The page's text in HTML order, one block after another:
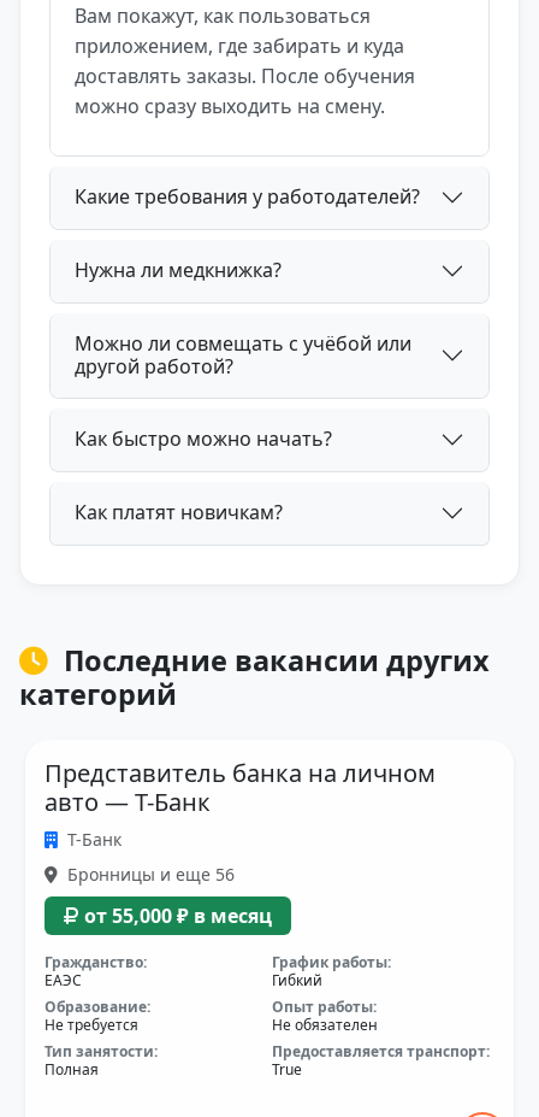
Вам покажут, как пользоваться
приложением, где забирать и куда
доставлять заказы. После обучения
можно сразу выходить на смену.
Какие требования у работодателей?
Нужна ли медкнижка?
Можно ли совмещать с учёбой или
другой работой?
Как быстро можно начать?
Как платят новичкам?
Последние вакансии других
категорий
Представитель банка на личном
авто — Т-Банк
Т-Банк
Бронницы и еще 56
от 55,000 ₽ в месяц
Гражданство:
ЕАЭС
График работы:
Гибкий
Образование:
Не требуется
Опыт работы:
Не обязателен
Тип занятости:
Полная
Предоставляется транспорт:
True